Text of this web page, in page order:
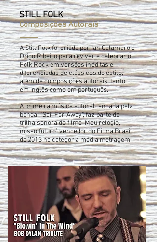
STILL FOLK
Composições Autorais
A Still Folk foi criada por Ian Calamaro e
Drigo Ribeiro para reviver e celebrar o
Folk Rock em versões inéditas e
diferenciadas de clássicos do estilo,
além de composições autorais, tanto
em inglês como em português.
A primeira música autoral lançada pela
banda, "Sail Far Away", faz parte da
trilha sonora do filme ‘Meu relógio,
nosso futuro’, vencedor do Filma Brasil
de 2013 na categoria média metragem.